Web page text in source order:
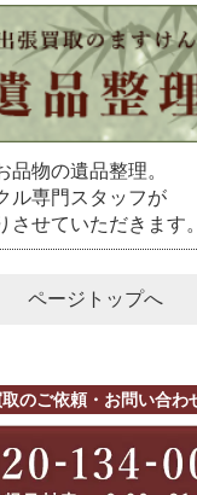
品物の遺品整理。
ル専門スタッフが
させていただきます。
ページトップへ
取のご依頼・お問い合わ